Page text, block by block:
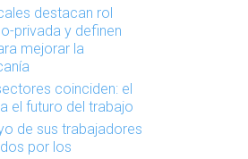
destacan rol
privada y definen
mejorar la
coinciden: el
el futuro del trabajo
de sus trabajadores
por los